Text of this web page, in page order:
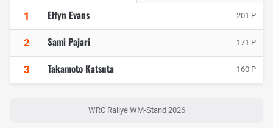
1 Elfyn Evans 201 P
2 Sami Pajari 171 P
3 Takamoto Katsuta 160 P
WRC Rallye WM-Stand 2026